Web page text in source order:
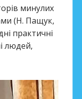
минулих
(Н. Пащук,
практичні
людей,
праць
України